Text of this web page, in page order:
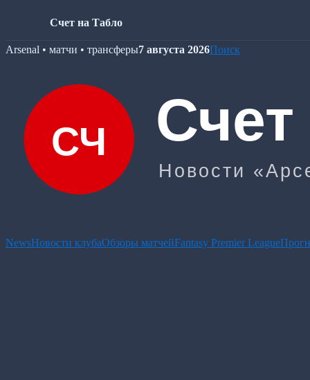
Счет на Табло
Skip
Arsenal • матчи • трансферы7 августа 2026Поиск
NewsНовости клубаОбзоры матчейFantasy Premier League